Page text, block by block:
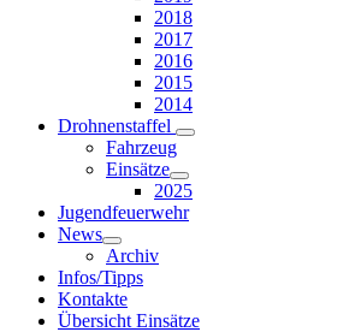
2018
2017
2016
2015
2014
Drohnenstaffel
Fahrzeug
Einsätze
2025
Jugendfeuerwehr
News
Archiv
Infos/Tipps
Kontakte
Übersicht Einsätze